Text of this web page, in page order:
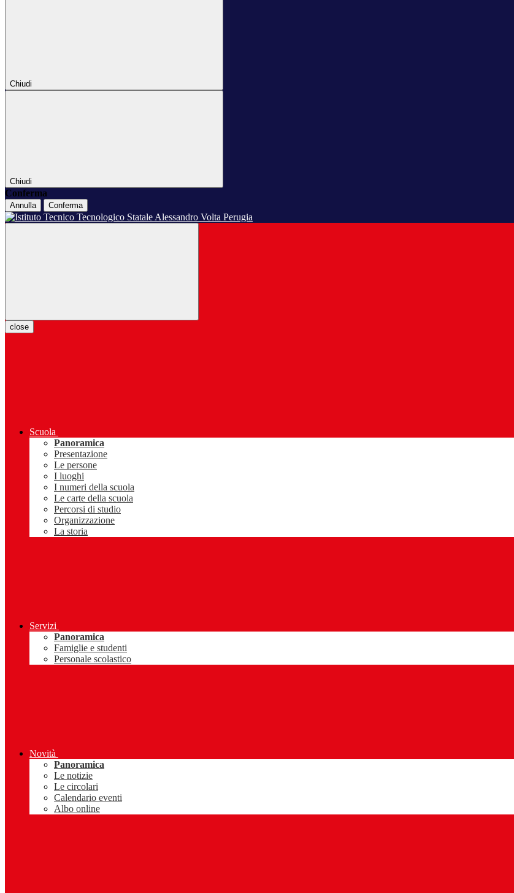
Chiudi
Chiudi
Conferma
Annulla Conferma
close
Scuola
Panoramica
Presentazione
Le persone
I luoghi
I numeri della scuola
Le carte della scuola
Percorsi di studio
Organizzazione
La storia
Servizi
Panoramica
Famiglie e studenti
Personale scolastico
Novità
Panoramica
Le notizie
Le circolari
Calendario eventi
Albo online